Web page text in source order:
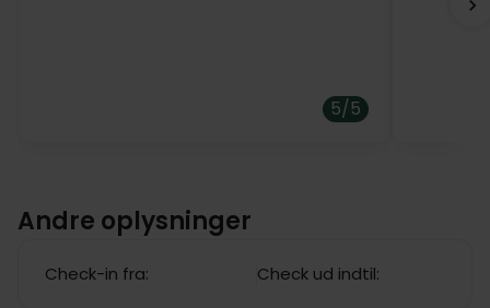
5/5
Andre oplysninger
Check-in fra: Check ud indtil: